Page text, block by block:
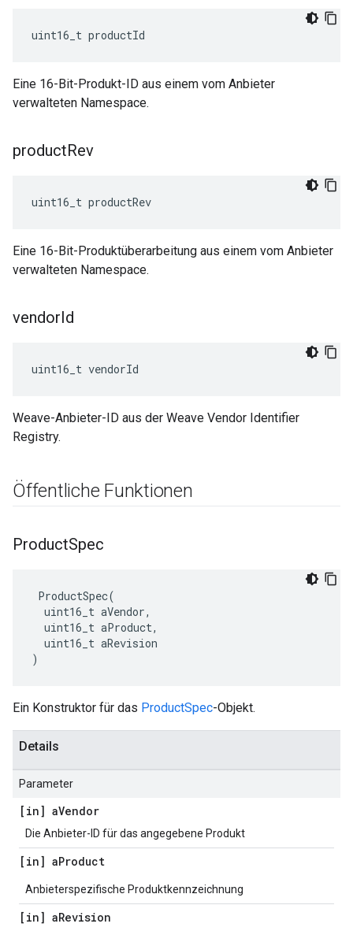
uint16_t productId
Eine 16-Bit-Produkt-ID aus einem vom Anbieter
verwalteten Namespace.
productRev
uint16_t productRev
Eine 16-Bit-Produktüberarbeitung aus einem vom Anbieter
verwalteten Namespace.
vendorId
uint16_t vendorId
Weave-Anbieter-ID aus der Weave Vendor Identifier
Registry.
Öffentliche Funktionen
ProductSpec
ProductSpec(
  uint16_t aVendor,
  uint16_t aProduct,
  uint16_t aRevision
)
Ein Konstruktor für das ProductSpec-Objekt.
Details
Parameter
[in] aVendor
Die Anbieter-ID für das angegebene Produkt
[in] aProduct
Anbieterspezifische Produktkennzeichnung
[in] aRevision